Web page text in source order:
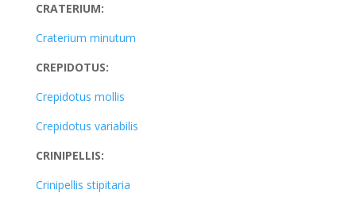
CRATERIUM:
Craterium minutum
CREPIDOTUS:
Crepidotus mollis
Crepidotus variabilis
CRINIPELLIS:
Crinipellis stipitaria